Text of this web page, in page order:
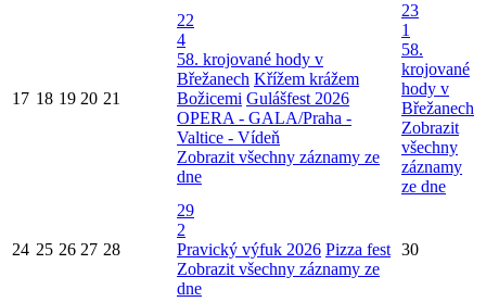
17 18 19 20 21
22
4
58. krojované hody v
Břežanech Křížem krážem
Božicemi Gulášfest 2026
OPERA - GALA/Praha -
Valtice - Vídeň
Zobrazit všechny záznamy ze
dne
23
1
58.
krojované
hody v
Břežanech
Zobrazit
všechny
záznamy
ze dne
24 25 26 27 28
29
2
Pravický výfuk 2026 Pizza fest
Zobrazit všechny záznamy ze
dne
30